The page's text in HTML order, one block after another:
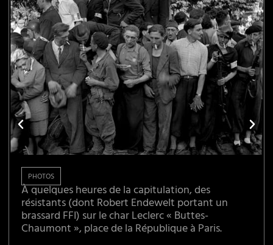
PHOTOS
À quelques heures de la capitulation, des
résistants (dont Robert Endewelt portant un
brassard FFI) sur le char Leclerc « Buttes-
Chaumont », place de la République à Paris.